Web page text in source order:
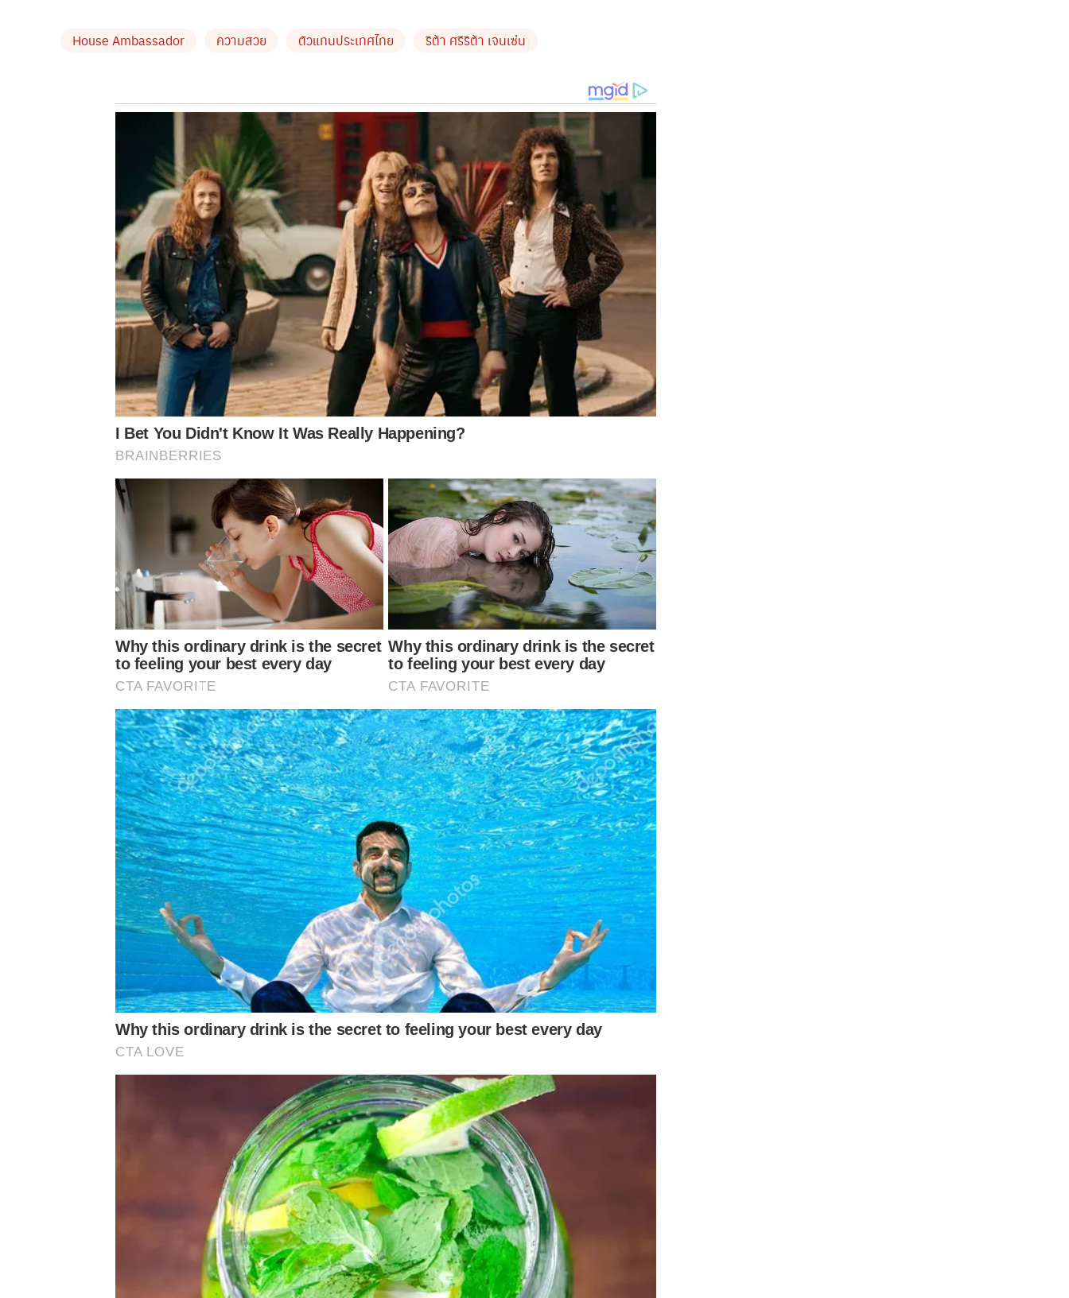
ริต้ามาในลุคสุดปังที่สะกดทุกสายตา ด้วยจิวเวลรีชั้นสูงและเดรสสุดหรูที่ยิ่งเสริมออร่าระดับยานแม่ การลงจอดครั้งนี้
คือการส่งพลังความสวยและความภาคภูมิใจจากกรุงเทพฯ สู่เวทีโลก ศรีริต้าพิสูจน์แล้วว่าความสง่าแบบผู้หญิงไทย
สามารถยืนหนึ่งในระดับโลกได้อย่างสมบูรณ์แบบ พร้อมกวาดทุกแฟลชทุกเลนส์อย่างไร้ข้อกังขา
House Ambassador ความสวย ตัวแทนประเทศไทย ริต้า ศรีริต้า เจนเซ่น
I Bet You Didn't Know It Was Really Happening?
BRAINBERRIES
Why this ordinary drink is the secret
to feeling your best every day
CTA FAVORITE
Why this ordinary drink is the secret
to feeling your best every day
CTA FAVORITE
Why this ordinary drink is the secret to feeling your best every day
CTA LOVE